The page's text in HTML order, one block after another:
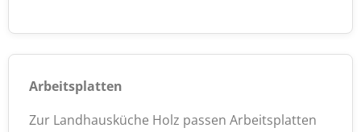
Arbeitsplatten
Zur Landhausküche Holz passen Arbeitsplatten